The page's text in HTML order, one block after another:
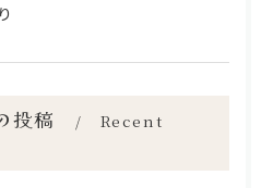
投稿
Recent